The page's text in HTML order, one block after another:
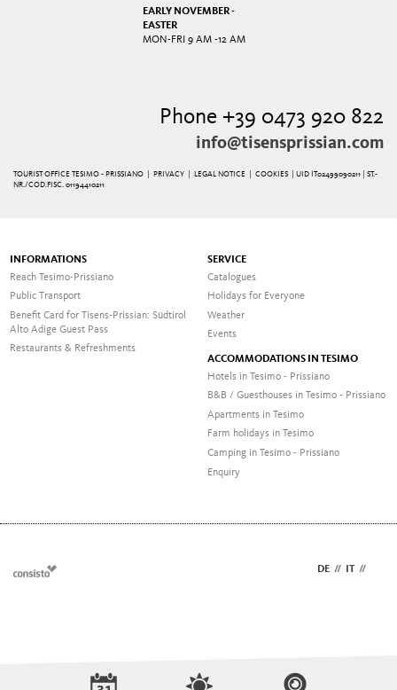
EARLY NOVEMBER -
EASTER
MON-FRI 9 AM -12 AM
Phone +39 0473 920 822
info@tisensprissian.com
TOURIST OFFICE TESIMO - PRISSIANO | PRIVACY LEGAL NOTICE |COOKIES
| UID IT02499090211 | ST.-
NR./COD.FISC. 01194410211
INFORMATIONS
Reach Tesimo-Prissiano
Public Transport
Benefit Card for Tisens-Prissian: Südtirol
Alto Adige Guest Pass
Restaurants & Refreshments
SERVICE
Catalogues
Holidays for Everyone
Weather
Events
ACCOMMODATIONS IN TESIMO
Hotels in Tesimo - Prissiano
B&B / Guesthouses in Tesimo - Prissiano
Apartments in Tesimo
Farm holidays in Tesimo
Camping in Tesimo - Prissiano
Enquiry
DE // IT //